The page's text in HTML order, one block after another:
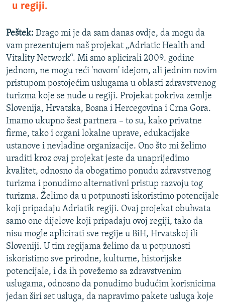
u regiji.
Peštek: Drago mi je da sam danas ovdje, da mogu da
vam prezentujem naš projekat „Adriatic Health and
Vitality Network“. Mi smo aplicirali 2009. godine
jednom, ne mogu reći 'novom' idejom, ali jednim novim
pristupom postojećim uslugama u oblasti zdravstvenog
turizma koje se nude u regiji. Projekat pokriva zemlje
Slovenija, Hrvatska, Bosna i Hercegovina i Crna Gora.
Imamo ukupno šest partnera – to su, kako privatne
firme, tako i organi lokalne uprave, edukacijske
ustanove i nevladine organizacije. Ono što mi želimo
uraditi kroz ovaj projekat jeste da unaprijedimo
kvalitet, odnosno da obogatimo ponudu zdravstvenog
turizma i ponudimo alternativni pristup razvoju tog
turizma. Želimo da u potpunosti iskoristimo potencijale
koji pripadaju Adriatik regiji. Ovaj projekat obuhvata
samo one dijelove koji pripadaju ovoj regiji, tako da
nisu mogle aplicirati sve regije u BiH, Hrvatskoj ili
Sloveniji. U tim regijama želimo da u potpunosti
iskoristimo sve prirodne, kulturne, historijske
potencijale, i da ih povežemo sa zdravstvenim
uslugama, odnosno da ponudimo budućim korisnicima
jedan širi set usluga, da napravimo pakete usluga koje